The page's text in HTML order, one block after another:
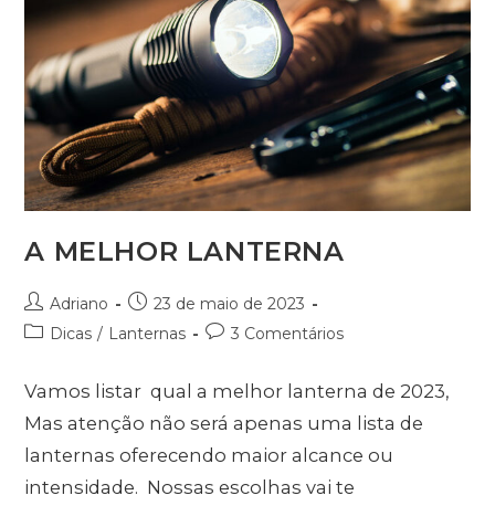
A MELHOR LANTERNA
Adriano
23 de maio de 2023
Dicas / Lanternas 3 Comentários
Vamos listar qual a melhor lanterna de 2023,
Mas atenção não será apenas uma lista de
lanternas oferecendo maior alcance ou
intensidade. Nossas escolhas vai te